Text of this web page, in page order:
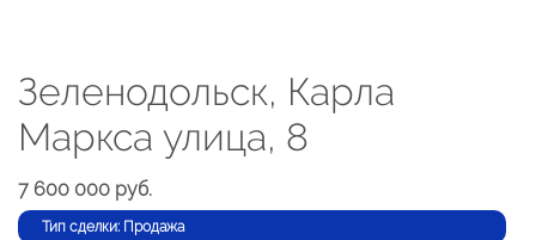
Зеленодольск, Карла
Маркса улица, 8
7 600 000 руб.
Тип сделки: Продажа